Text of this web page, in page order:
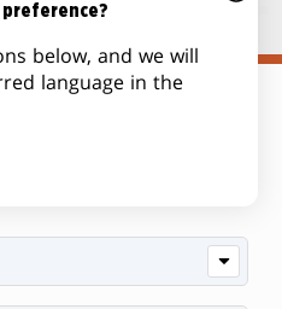
preference?
below, and we will
language in the